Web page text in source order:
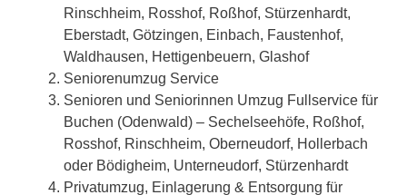
Rinschheim, Rosshof, Roßhof, Stürzenhardt,
Eberstadt, Götzingen, Einbach, Faustenhof,
Waldhausen, Hettigenbeuern, Glashof
Seniorenumzug Service
Senioren und Seniorinnen Umzug Fullservice für
Buchen (Odenwald) – Sechelseehöfe, Roßhof,
Rosshof, Rinschheim, Oberneudorf, Hollerbach
oder Bödigheim, Unterneudorf, Stürzenhardt
Privatumzug, Einlagerung & Entsorgung für